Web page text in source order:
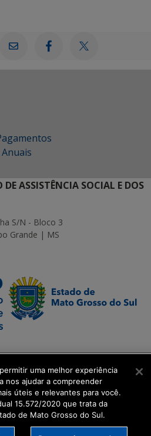
DE ASSISTÊNCIA SOCIAL E DOS
S/N - Bloco 3
Grande | MS
uma melhor experiência
nos ajudar a compreender
úteis e relevantes para você.
15.572/2020 que trata da
de Mato Grosso do Sul.